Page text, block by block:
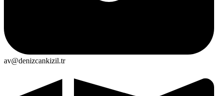
av@denizcankizil.tr